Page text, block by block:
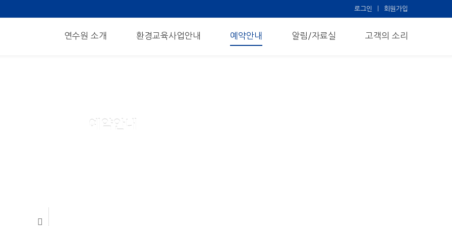
로그인 회원가입
연수원 소개 환경교육사업안내 예약안내 알림/자료실 고객의 소리
예약안내